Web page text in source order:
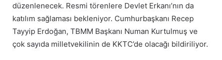
düzenlenecek. Resmi törenlere Devlet Erkanı’nın da
katılım sağlaması bekleniyor. Cumhurbaşkanı Recep
Tayyip Erdoğan, TBMM Başkanı Numan Kurtulmuş ve
çok sayıda milletvekilinin de KKTC’de olacağı bildiriliyor.